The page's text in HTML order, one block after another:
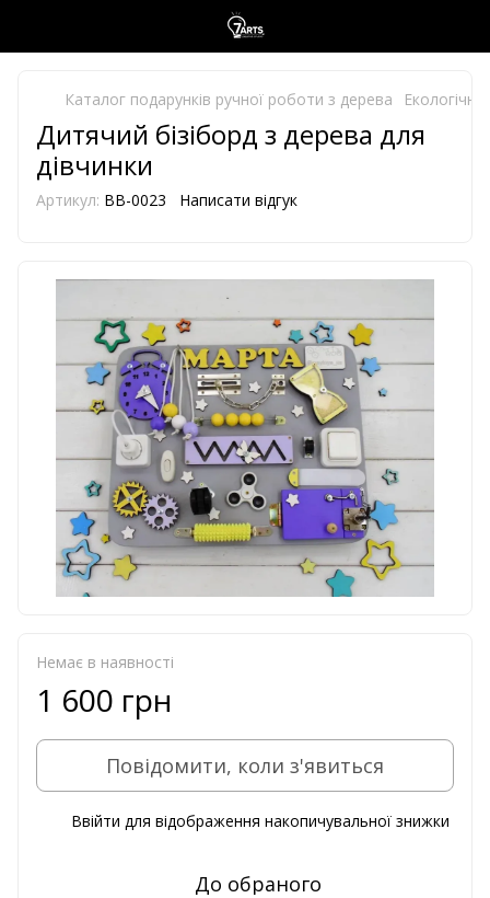
Каталог подарунків ручної роботи з дерева
Дитячий бізіборд з дерева для
дівчинки
Артикул: BB-0023 Написати відгук
Немає в наявності
1 600 грн
Повідомити, коли з'явиться
Ввійти для відображення накопичувальної знижки
До обраного